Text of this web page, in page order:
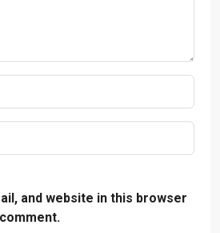
and website in this browser